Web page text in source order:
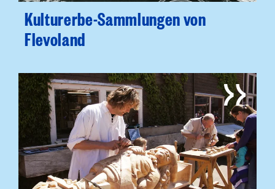
Kulturerbe-Sammlungen von
Flevoland